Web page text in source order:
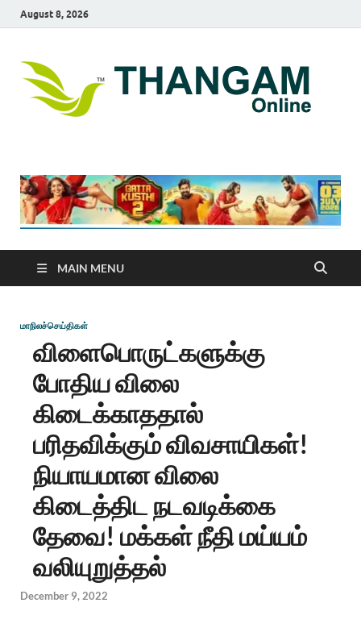
August 8, 2026
MAIN MENU
மாநிலச்செய்திகள்
விளைபொருட்களுக்கு
போதிய விலை
கிடைக்காததால்
பரிதவிக்கும் விவசாயிகள்!
நியாயமான விலை
கிடைத்திட நடவடிக்கை
தேவை! மக்கள் நீதி மய்யம்
வலியுறுத்தல்
December 9, 2022